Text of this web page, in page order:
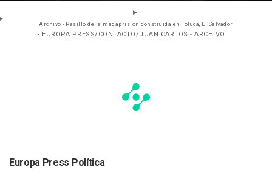
Archivo - Pasillo de la megaprisión construida en Toluca, El Salvador
- EUROPA PRESS/CONTACTO/JUAN CARLOS - ARCHIVO
Europa Press Política